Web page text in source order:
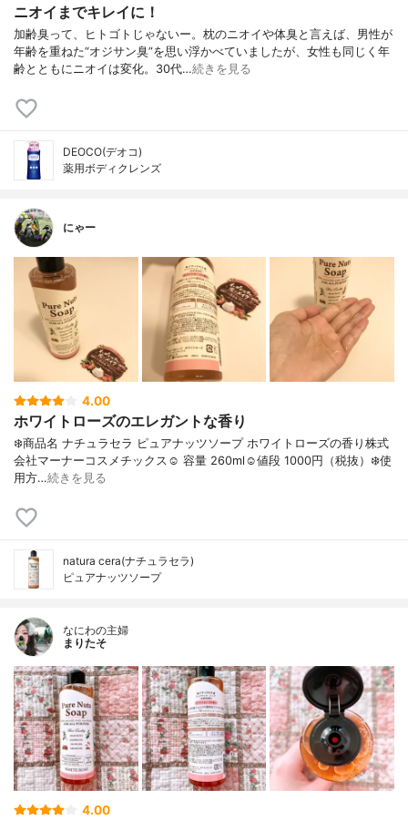
ニオイまでキレイに！
加齢臭って、ヒトゴトじゃないー。枕のニオイや体臭と言えば、男性が
年齢を重ねた“オジサン臭”を思い浮かべていましたが、女性も同じく年
齢とともにニオイは変化。30代…続きを見る
DEOCO(デオコ)
薬用ボディクレンズ
にゃー
4.00
ホワイトローズのエレガントな香り
❄️商品名 ナチュラセラ ピュアナッツソープ ホワイトローズの香り株式
会社マーナーコスメチックス☺︎︎ 容量 260ml☺︎︎値段 1000円（税抜）❄️使
用方…続きを見る
natura cera(ナチュラセラ)
ピュアナッツソープ
なにわの主婦
まりたそ
4.00